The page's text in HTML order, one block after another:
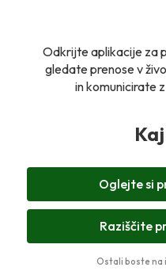
Odkrijte aplikacije za
gledate prenose v
in komunicirate
Oglejte si
Raziščite
Ostali boste na